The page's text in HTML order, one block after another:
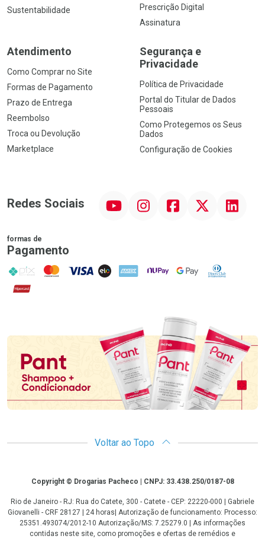
Sustentabilidade
Prescrição Digital
Assinatura
Atendimento
Como Comprar no Site
Formas de Pagamento
Prazo de Entrega
Reembolso
Troca ou Devolução
Marketplace
Segurança e
Privacidade
Política de Privacidade
Portal do Titular de Dados
Pessoais
Como Protegemos os Seus
Dados
Configuração de Cookies
Redes Sociais InstagramFacebookTwitter Linkedin
formas de
Pagamento
PIX MasterCard
VISA ELO AMEX NuPay Google PayDiners Club
Hipercard
Promoção em Destaque
Voltar ao Topo
CopyrightCopyright © Drogarias Pacheco | CNPJ: 33.438.250/0187-08
Rio de Janeiro - RJ: Rua do Catete, 300 - Catete - CEP: 22220-000 | Gabriele
Giovanelli - CRF 28127 | 24 horas| Autorização de funcionamento: Processo:
25351.493074/2012-10 Autorização/MS: 7.25279.0 | As informações
contidas neste site, como promoções e ofertas de remédios e